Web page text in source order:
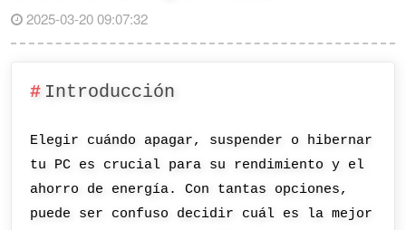
2025-03-20 09:07:32
Introducción
Elegir cuándo apagar, suspender o hibernar
tu PC es crucial para su rendimiento y el
ahorro de energía. Con tantas opciones,
puede ser confuso decidir cuál es la mejor